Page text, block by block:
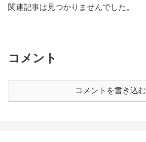
関連記事は見つかりませんでした。
コメント
コメントを書き込む